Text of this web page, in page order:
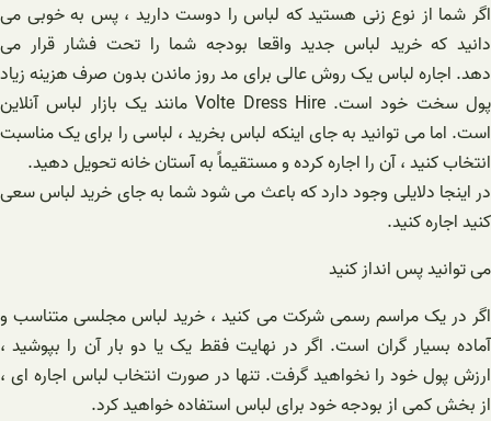
اگر شما از نوع زنی هستید که لباس را دوست دارید ، پس به خوبی می
دانید که خرید لباس جدید واقعا بودجه شما را تحت فشار قرار می
دهد. اجاره لباس یک روش عالی برای مد روز ماندن بدون صرف هزینه زیاد
پول سخت خود است. Volte Dress Hire مانند یک بازار لباس آنلاین
است. اما می توانید به جای اینکه لباس بخرید ، لباسی را برای یک مناسبت
انتخاب کنید ، آن را اجاره کرده و مستقیماً به آستان خانه تحویل دهید.
در اینجا دلایلی وجود دارد که باعث می شود شما به جای خرید لباس سعی
کنید اجاره کنید.
می توانید پس انداز کنید
اگر در یک مراسم رسمی شرکت می کنید ، خرید لباس مجلسی متناسب و
آماده بسیار گران است. اگر در نهایت فقط یک یا دو بار آن را بپوشید ،
ارزش پول خود را نخواهید گرفت. تنها در صورت انتخاب لباس اجاره ای ،
از بخش کمی از بودجه خود برای لباس استفاده خواهید کرد.